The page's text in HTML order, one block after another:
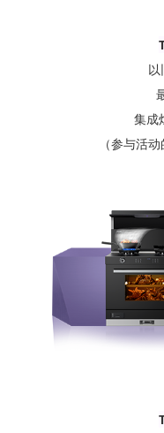
集成
（参与活